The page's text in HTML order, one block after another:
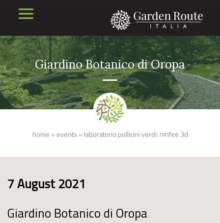
Giardino Botanico di Oropa
home » events » laboratorio pollicini verdi: ninfee 3d
7 August 2021
Giardino Botanico di Oropa